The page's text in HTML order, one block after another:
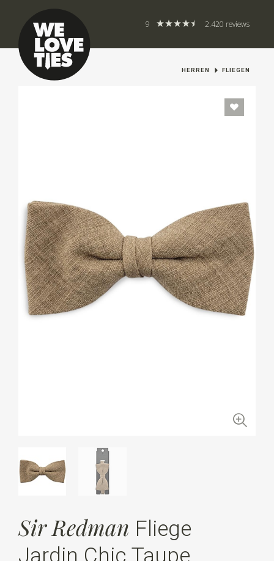
9 2.420 reviews
HERREN FLIEGEN
Sir Redman Fliege
Jardin Chic Taupe